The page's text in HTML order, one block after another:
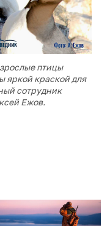
птицы
яркой краской для
сотрудник
Ежов.